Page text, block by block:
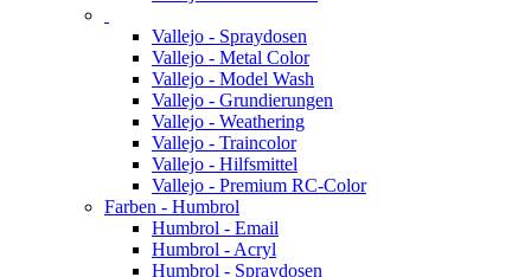
Vallejo - Spraydosen
Vallejo - Metal Color
Vallejo - Model Wash
Vallejo - Grundierungen
Vallejo - Weathering
Vallejo - Traincolor
Vallejo - Hilfsmittel
Vallejo - Premium RC-Color
Farben - Humbrol
Humbrol - Email
Humbrol - Acryl
Humbrol - Spraydosen